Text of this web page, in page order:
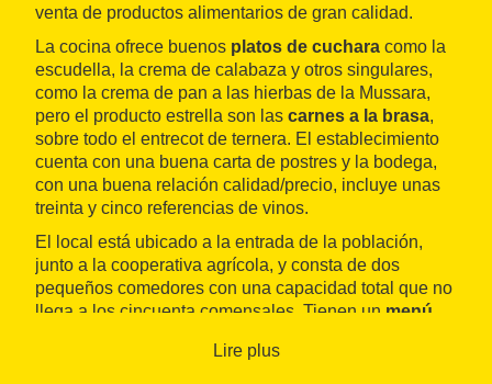
venta de productos alimentarios de gran calidad.
La cocina ofrece buenos platos de cuchara como la
escudella, la crema de calabaza y otros singulares,
como la crema de pan a las hierbas de la Mussara,
pero el producto estrella son las carnes a la brasa,
sobre todo el entrecot de ternera. El establecimiento
cuenta con una buena carta de postres y la bodega,
con una buena relación calidad/precio, incluye unas
treinta y cinco referencias de vinos.
El local está ubicado a la entrada de la población,
junto a la cooperativa agrícola, y consta de dos
pequeños comedores con una capacidad total que no
llega a los cincuenta comensales. Tienen un menú
especial los fines de semana.
Lire plus